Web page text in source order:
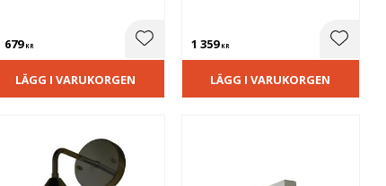
favoriter
679KR Lägg till i favoriter
LÄGG I VARUKORGEN
1 359KR Lägg
LÄGG I VARUKORGEN